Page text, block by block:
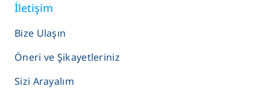
İletişim
Bize Ulaşın
Öneri ve Şikayetleriniz
Sizi Arayalım